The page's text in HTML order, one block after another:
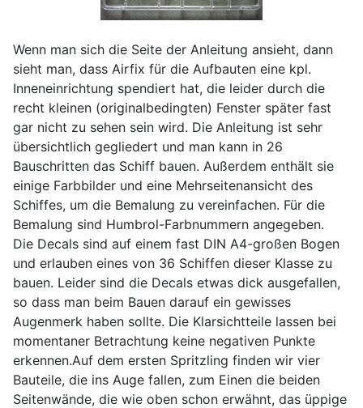
Wenn man sich die Seite der Anleitung ansieht, dann
sieht man, dass Airfix für die Aufbauten eine kpl.
Inneneinrichtung spendiert hat, die leider durch die
recht kleinen (originalbedingten) Fenster später fast
gar nicht zu sehen sein wird. Die Anleitung ist sehr
übersichtlich gegliedert und man kann in 26
Bauschritten das Schiff bauen. Außerdem enthält sie
einige Farbbilder und eine Mehrseitenansicht des
Schiffes, um die Bemalung zu vereinfachen. Für die
Bemalung sind Humbrol-Farbnummern angegeben.
Die Decals sind auf einem fast DIN A4-großen Bogen
und erlauben eines von 36 Schiffen dieser Klasse zu
bauen. Leider sind die Decals etwas dick ausgefallen,
so dass man beim Bauen darauf ein gewisses
Augenmerk haben sollte. Die Klarsichtteile lassen bei
momentaner Betrachtung keine negativen Punkte
erkennen.Auf dem ersten Spritzling finden wir vier
Bauteile, die ins Auge fallen, zum Einen die beiden
Seitenwände, die wie oben schon erwähnt, das üppige